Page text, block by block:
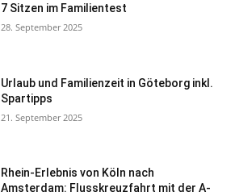
7 Sitzen im Familientest
28. September 2025
Urlaub und Familienzeit in Göteborg inkl.
Spartipps
21. September 2025
Rhein-Erlebnis von Köln nach
Amsterdam: Flusskreuzfahrt mit der A-